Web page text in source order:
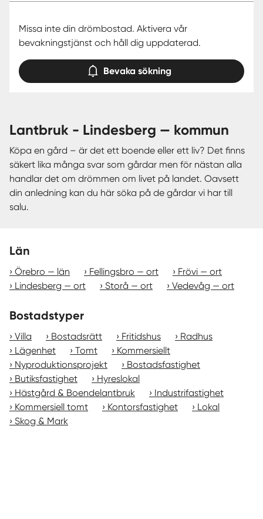
Missa inte din drömbostad. Aktivera vår
bevakningstjänst och håll dig uppdaterad.
Bevaka sökning
lantbruk - Lindesberg — kommun
Köpa en gård – är det ett boende eller ett liv? Det finns
säkert lika många svar som gårdar men för nästan alla
handlar det om drömmen om livet på landet. Oavsett
din anledning kan du här söka på de gårdar vi har till
salu.
Län
Örebro — län Fellingsbro — ort
Frövi — ort
Lindesberg — ort
Storå — ort Vedevåg — ort
Bostadstyper
Villa Bostadsrätt Fritidshus
Radhus
Lägenhet
Tomt
Kommersiellt
Nyproduktionsprojekt
Bostadsfastighet
Butiksfastighet
Hyreslokal
Hästgård & Boendelantbruk
Industrifastighet
Kommersiell tomt
Kontorsfastighet
Lokal
Skog & Mark